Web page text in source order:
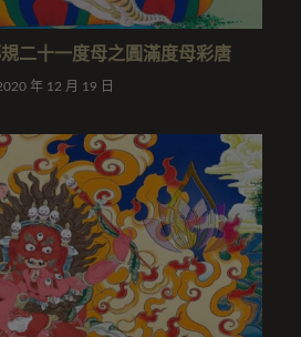
二十一度母之圓滿度母彩唐
年 12 月 19 日